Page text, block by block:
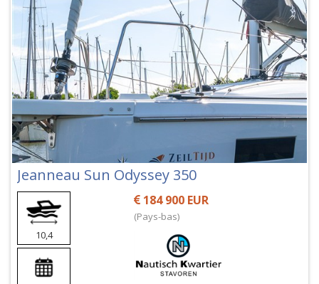
Jeanneau Sun Odyssey 350
10,4
184 900 EUR
(Pays-bas)